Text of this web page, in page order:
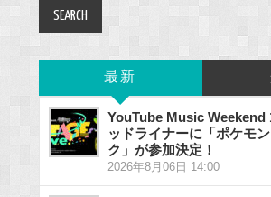
最新
YouTube Music Weekend
ッドライナーに「ポケモ
ク」が参加決定！
2026年8月06日 14:00